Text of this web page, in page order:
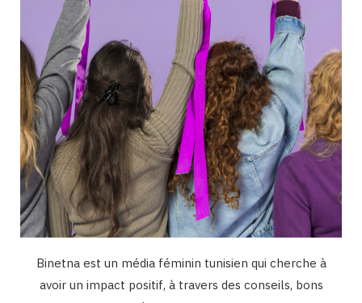
Binetna est un média féminin tunisien qui cherche à
avoir un impact positif, à travers des conseils, bons